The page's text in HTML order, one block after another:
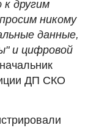
к другим
никому
данные,
и цифровой
ДП СКО